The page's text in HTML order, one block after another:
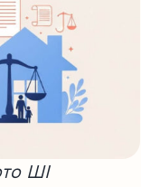
ШІ